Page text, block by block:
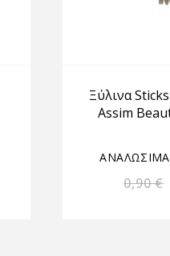
Ξύλινα
Assim
ΑΝΑΛΩΣΙΜΑ
0,90€